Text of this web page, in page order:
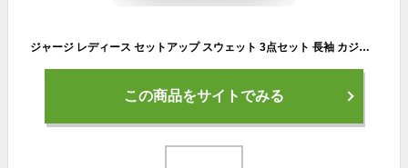
ジャージ レディース セットアップ スウェット 3点セット 長袖 カジュアル 韓国風 運動服 トレーニングウェア スポーツウェア オシャレ
この商品をサイトでみる